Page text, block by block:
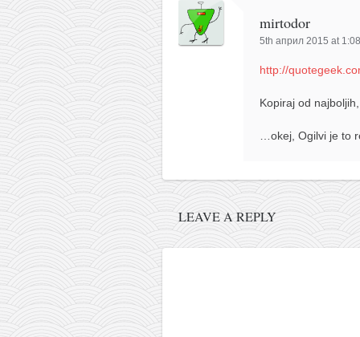
zabranjena istorija
ćirilica
porodične priče
umesto tvitera
kalendar srpski
azbuki i knjige
Okinava karate
najnovije na blogu
moje beleške
istorija karatea
bubishi
karate
kihon
mirtodor
5th април 2015 at
http://
Kopiraj od
…okej, Ogilvi je to
LEAVE A REPLY